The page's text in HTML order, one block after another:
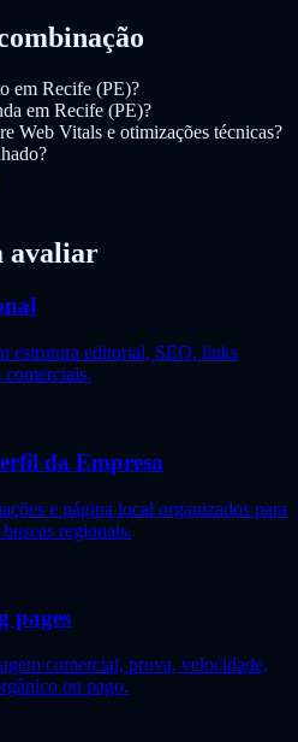
em Recife (PE)?
em Recife (PE)?
Web Vitals e otimizações técnicas?
avaliar
estrutura editorial, SEO, links
comerciais.
da Empresa
e página local organizados para
regionais.
pages
comercial, prova, velocidade,
ou pago.